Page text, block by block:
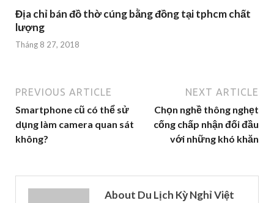
Địa chỉ bán đồ thờ cúng bằng đồng tại tphcm chất
lượng
Tháng 8 27, 2018
PREVIOUS ARTICLE
Smartphone cũ có thể sử
dụng làm camera quan sát
không?
NEXT ARTICLE
Chọn nghề thông nghẹt
cống chấp nhận đối đầu
với những khó khăn
About Du Lịch Kỳ Nghỉ Việt